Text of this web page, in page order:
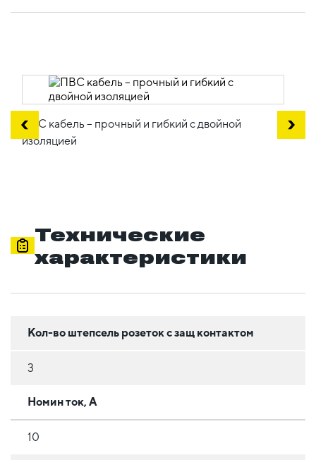
ПВС кабель – прочный и гибкий с двойной
изоляцией
Технические
характеристики
Кол-во штепсель розеток с защ контактом
3
Номин ток, А
10